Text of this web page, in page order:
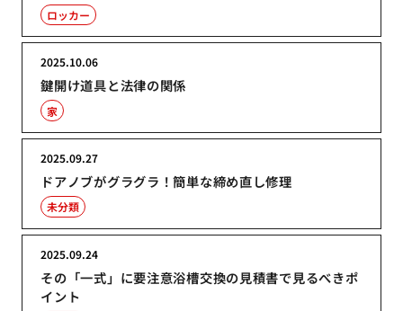
ロッカー
鍵開け道具と法律の関係
2025.10.06
家
ドアノブがグラグラ！簡単な締め直し修理
2025.09.27
未分類
その「一式」に要注意浴槽交換の見積書で見るべきポ
イント
2025.09.24